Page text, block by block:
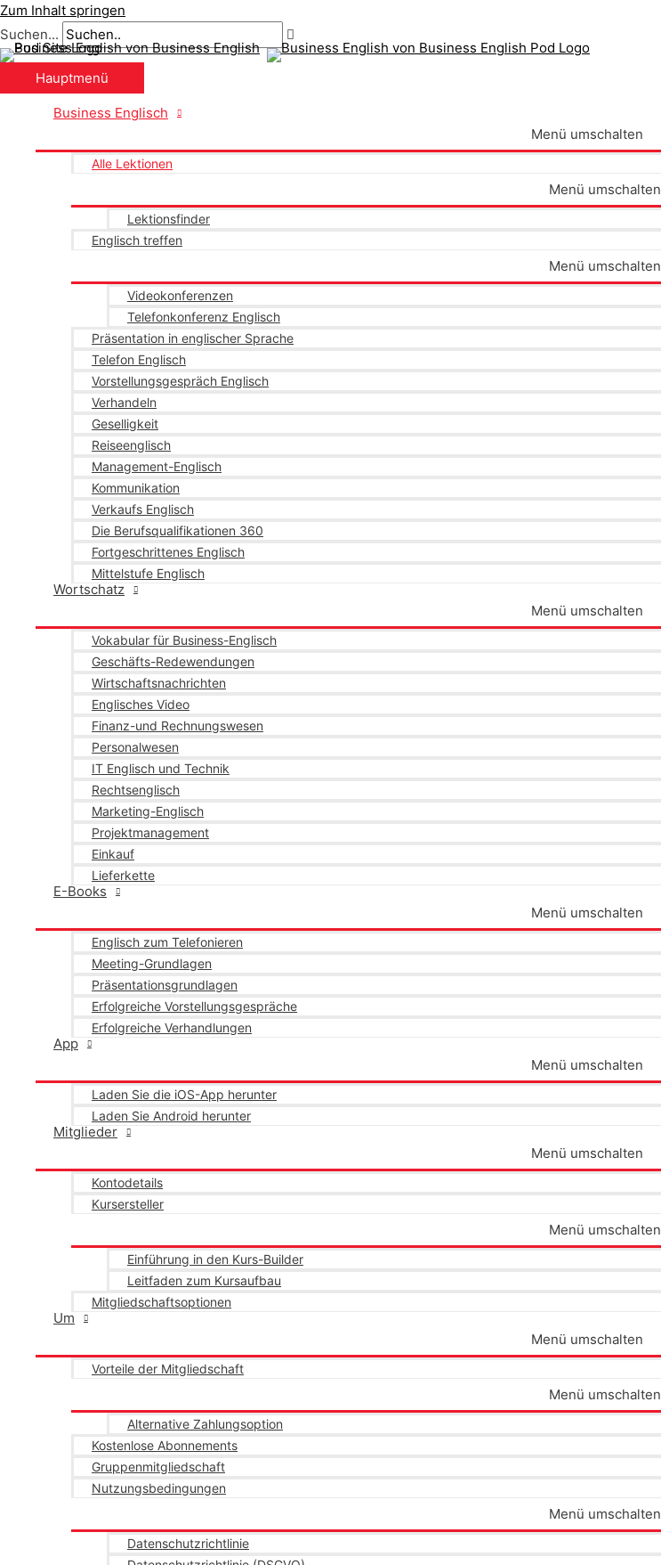
Zum Inhalt springen
Suchen...
Hauptmenü
Business Englisch
Menü umschalten
Alle Lektionen
Menü umschalten
Lektionsfinder
Englisch treffen
Menü umschalten
Videokonferenzen
Telefonkonferenz Englisch
Präsentation in englischer Sprache
Telefon Englisch
Vorstellungsgespräch Englisch
Verhandeln
Geselligkeit
Reiseenglisch
Management-Englisch
Kommunikation
Verkaufs Englisch
Die Berufsqualifikationen 360
Fortgeschrittenes Englisch
Mittelstufe Englisch
Wortschatz
Menü umschalten
Vokabular für Business-Englisch
Geschäfts-Redewendungen
Wirtschaftsnachrichten
Englisches Video
Finanz-und Rechnungswesen
Personalwesen
IT Englisch und Technik
Rechtsenglisch
Marketing-Englisch
Projektmanagement
Einkauf
Lieferkette
E-Books
Menü umschalten
Englisch zum Telefonieren
Meeting-Grundlagen
Präsentationsgrundlagen
Erfolgreiche Vorstellungsgespräche
Erfolgreiche Verhandlungen
App
Menü umschalten
Laden Sie die iOS-App herunter
Laden Sie Android herunter
Mitglieder
Menü umschalten
Kontodetails
Kursersteller
Menü umschalten
Einführung in den Kurs-Builder
Leitfaden zum Kursaufbau
Mitgliedschaftsoptionen
Um
Menü umschalten
Vorteile der Mitgliedschaft
Menü umschalten
Alternative Zahlungsoption
Kostenlose Abonnements
Gruppenmitgliedschaft
Nutzungsbedingungen
Menü umschalten
Datenschutzrichtlinie